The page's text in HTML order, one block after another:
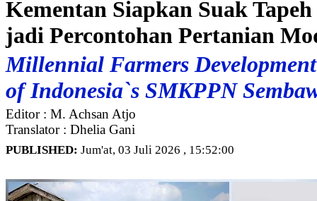
Kementan Siapkan Suak
jadi Percontohan Pertanian
Millennial Farmers
of Indonesia`s SMKPPN
Editor : M. Achsan Atjo
Translator : Dhelia Gani
PUBLISHED: Jum'at, 03 Juli 2026 , 15:52:00